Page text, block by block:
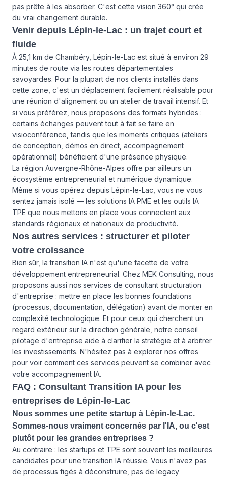
pas prête à les absorber. C'est cette vision 360° qui crée
du vrai changement durable.
Venir depuis Lépin-le-Lac : un trajet court et
fluide
À 25,1 km de Chambéry, Lépin-le-Lac est situé à environ 29
minutes de route via les routes départementales
savoyardes. Pour la plupart de nos clients installés dans
cette zone, c'est un déplacement facilement réalisable pour
une réunion d'alignement ou un atelier de travail intensif. Et
si vous préférez, nous proposons des formats hybrides :
certains échanges peuvent tout à fait se faire en
visioconférence, tandis que les moments critiques (ateliers
de conception, démos en direct, accompagnement
opérationnel) bénéficient d'une présence physique.
La région Auvergne-Rhône-Alpes offre par ailleurs un
écosystème entrepreneurial et numérique dynamique.
Même si vous opérez depuis Lépin-le-Lac, vous ne vous
sentez jamais isolé — les solutions IA PME et les outils IA
TPE que nous mettons en place vous connectent aux
standards régionaux et nationaux de productivité.
Nos autres services : structurer et piloter
votre croissance
Bien sûr, la transition IA n'est qu'une facette de votre
développement entrepreneurial. Chez MEK Consulting, nous
proposons aussi nos services de consultant structuration
d'entreprise : mettre en place les bonnes foundations
(processus, documentation, délégation) avant de monter en
complexité technologique. Et pour ceux qui cherchent un
regard extérieur sur la direction générale, notre conseil
pilotage d'entreprise aide à clarifier la stratégie et à arbitrer
les investissements. N'hésitez pas à explorer nos offres
pour voir comment ces services peuvent se combiner avec
votre accompagnement IA.
FAQ : Consultant Transition IA pour les
entreprises de Lépin-le-Lac
Nous sommes une petite startup à Lépin-le-Lac.
Sommes-nous vraiment concernés par l'IA, ou c'est
plutôt pour les grandes entreprises ?
Au contraire : les startups et TPE sont souvent les meilleures
candidates pour une transition IA réussie. Vous n'avez pas
de processus figés à déconstruire, pas de legacy